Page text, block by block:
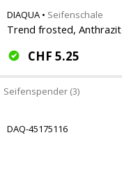
DIAQUA • Seifenschale
Trend frosted, Anthrazit
CHF 5.25
Seifenspender (3)
DAQ-45175116